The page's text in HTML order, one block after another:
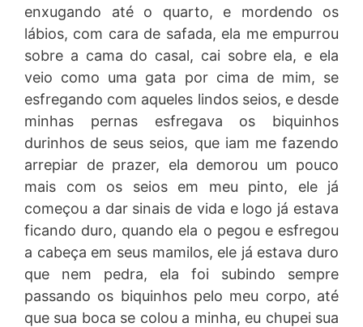
enxugando até o quarto, e mordendo os
lábios, com cara de safada, ela me empurrou
sobre a cama do casal, cai sobre ela, e ela
veio como uma gata por cima de mim, se
esfregando com aqueles lindos seios, e desde
minhas pernas esfregava os biquinhos
durinhos de seus seios, que iam me fazendo
arrepiar de prazer, ela demorou um pouco
mais com os seios em meu pinto, ele já
começou a dar sinais de vida e logo já estava
ficando duro, quando ela o pegou e esfregou
a cabeça em seus mamilos, ele já estava duro
que nem pedra, ela foi subindo sempre
passando os biquinhos pelo meu corpo, até
que sua boca se colou a minha, eu chupei sua